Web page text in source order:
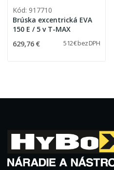
Kód: 917710
Brúska excentrická EVA
150 E / 5 v T-MAX
629,76 € 512 € bez DPH